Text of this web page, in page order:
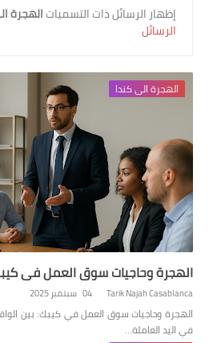
‏إظهار الرسائل ذات التسمياتالهجرة
الرسائل
الهجرة الى كندا
الهجرة وحاجيات سوق العمل في
Tarik Najah Casablanca 04 سبتمبر 2025
الهجرة وحاجيات سوق العمل في كيبك: بين
في اليد العاملة…